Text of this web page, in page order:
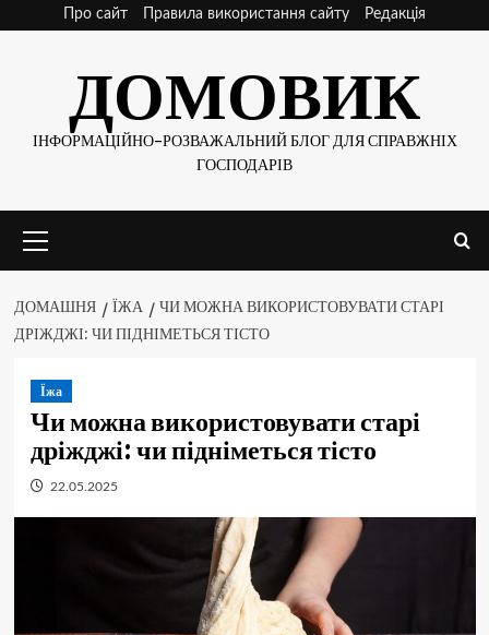
Про сайт Правила використання сайту Редакція
ДОМОВИК
ІНФОРМАЦІЙНО-РОЗВАЖАЛЬНИЙ БЛОГ ДЛЯ СПРАВЖНІХ
ГОСПОДАРІВ
меню
ДОМАШНЯ ЇЖА
ЧИ МОЖНА ВИКОРИСТОВУВАТИ СТАРІ
ДРІЖДЖІ: ЧИ ПІДНІМЕТЬСЯ ТІСТО
Їжа
Чи можна використовувати старі
дріжджі: чи підніметься тісто
22.05.2025